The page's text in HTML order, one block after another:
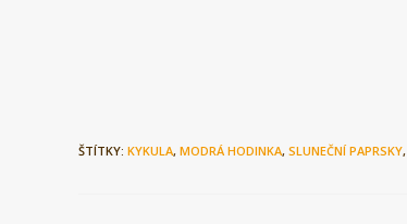
ŠTÍTKY: KYKULA, MODRÁ HODINKA, SLUNEČNÍ PAPRSKY,